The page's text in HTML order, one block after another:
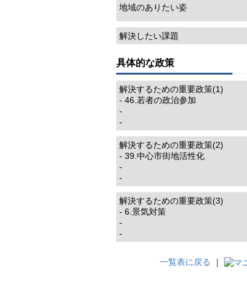
地域のありたい姿
解決したい課題
具体的な政策
解決するための重要政策(1)
- 46.若者の政治参加
-
-
解決するための重要政策(2)
- 39.中心市街地活性化
-
-
解決するための重要政策(3)
- 6.景気対策
-
-
一覧表に戻る ｜